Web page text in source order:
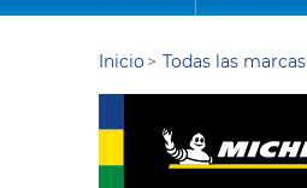
Inicio Todas las marcas